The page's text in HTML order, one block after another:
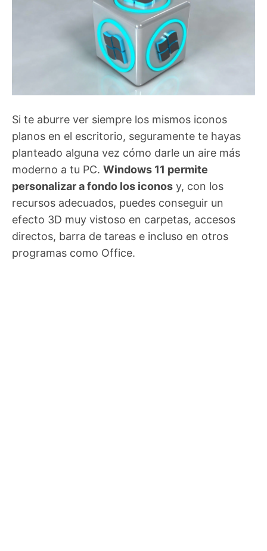
Si te aburre ver siempre los mismos iconos
planos en el escritorio, seguramente te hayas
planteado alguna vez cómo darle un aire más
moderno a tu PC. Windows 11 permite
personalizar a fondo los iconos y, con los
recursos adecuados, puedes conseguir un
efecto 3D muy vistoso en carpetas, accesos
directos, barra de tareas e incluso en otros
programas como Office.